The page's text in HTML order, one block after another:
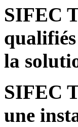
SIFEC
la
SIFEC
une